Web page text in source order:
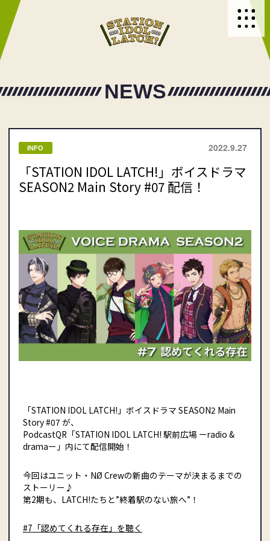
NEWS
INFO 2022.9.27
「STATION IDOL LATCH!」ボイスドラマ
SEASON2 Main Story #07 配信！
「STATION IDOL LATCH!」ボイスドラマ SEASON2 Main
Story #07 が、
PodcastQR「STATION IDOL LATCH! 駅前広場 ーradio &
dramaー」内にて配信開始！
今回はユニット・NØ Crewの新曲のテーマが決まるまでの
ストーリー♪
第2期も、LATCH!たちと”終着駅のない旅へ”！
#7「認めてくれる存在」を聴く